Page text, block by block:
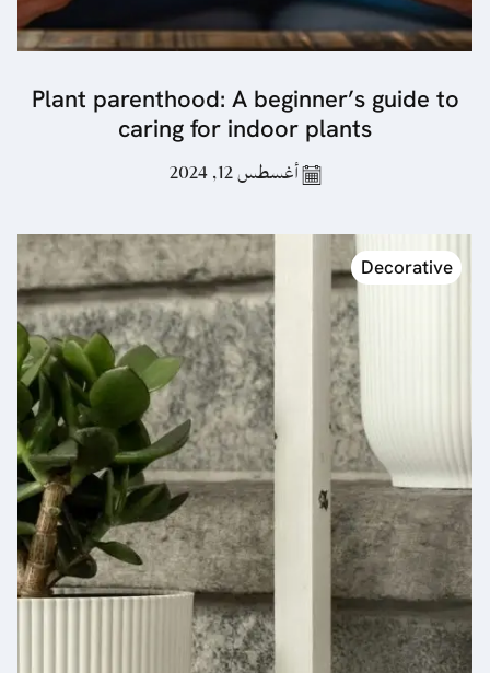
Plant parenthood: A beginner’s guide to
caring for indoor plants
أغسطس 12, 2024
Decorative